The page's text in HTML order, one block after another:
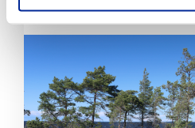
läsa
artikeln